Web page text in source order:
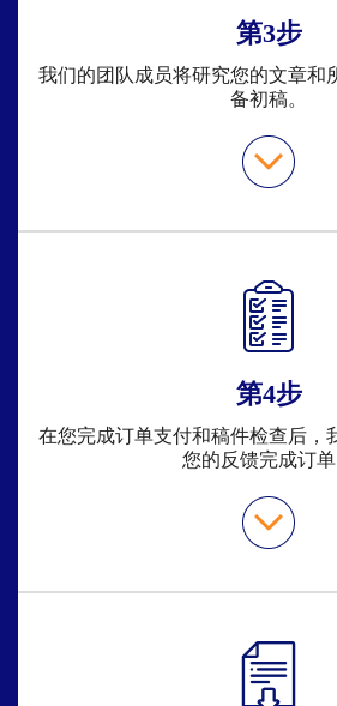
第3步
我们的团队成员将研究您的文章和
备初稿。
第4步
在您完成订单支付和稿件检查后，
您的反馈完成订单